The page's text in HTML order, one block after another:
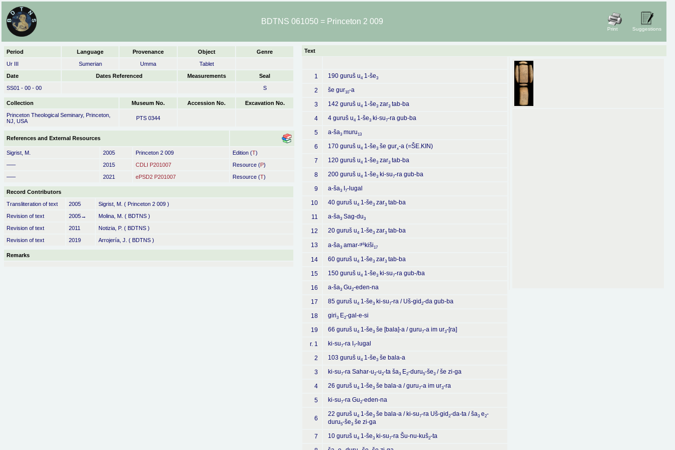
BDTNS 061050 = Princeton 2 009
Print Suggestions
Period Language Provenance Object
Genre
Ur III
Sumerian Umma
Tablet
Date
Dates Referenced Measurements
Seal
SS01 - 00 - 00
S
Collection Museum No. Accession No.
Excavation No.
Princeton Theological Seminary, Princeton,
NJ, USA
PTS 0344
References and External Resources
Sigrist, M. 2005 Princeton 2 009 Edition (T)
–––
2015 CDLI P201007 Resource (P)
–––
2021 ePSD2 P201007 Resource (T)
Record Contributors
Transliteration of text
2005
Sigrist, M. ( Princeton 2 009 )
Revision of text
2005→
Molina, M. ( BDTNS )
Revision of text
2011
Notizia, P. ( BDTNS )
Revision of text
2019 Arrojería, J. ( BDTNS )
Remarks
Text
1 190 guruš u4 1-še3
2 še gur10-a
3 142 guruš u4 1-še3 zar3 tab-ba
4 4 guruš u4 1-še3 ki-su7-ra gub-ba
5 a-ša3 muru13
6 170 guruš u4 1-še3 še gurx-a (=ŠE.KIN)
7 120 guruš u4 1-še3 zar3 tab-ba
8 200 guruš u4 1-še3 ki-su7-ra gub-ba
9 a-ša3 7-lugal
10 40 guruš u4 1-še3 zar3 tab-ba
11 a-ša3 Sag-du3
12 20 guruš u4 1-še3 zar3 tab-ba
13 a-ša3 amar-giš kiši17
14 60 guruš u4 1-še3 zar3 tab-ba
15 150 guruš u4 1-še3 ki-su7-ra gub-/ba
16 a-ša3 Gu2-eden-na
17 85 guruš u4 1-še3 ki-su7-ra / Uš-gid 2-da gub-ba
18 giri3 E2-gal-e-si
19 66 guruš u4 1-še3 še [bala]-a / guru7-a im ur3-[ra]
r. 1 ki-su7-ra I 7-lugal
2 103 guruš u4 1-še3 še bala-a
3 ki-su7-ra Sahar-u2-u2-ta ša3 E2-duru5-še3 / še zi-ga
4 26 guruš u4 1-še3 še bala-a / guru7-a im ur3-ra
5 ki-su7-ra Gu2-eden-na
6
22 guruš u4 1-še3 še bala-a / ki-su7-ra Uš-gid 2-da-ta / ša3 e2-
duru5-še3 še zi-ga
7 10 guruš u4 1-še3 ki-su7-ra Šu-nu-kuš2-ta